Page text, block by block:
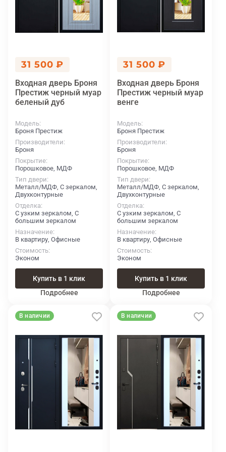
31 500 ₽
Входная дверь Броня
Престиж черный муар
беленый дуб
Модель
Броня Престиж
Производители
Броня
Покрытие
Порошковое, МДФ
Тип двери
Металл/МДФ, С зеркалом,
Двухконтурные
Отделка
С узким зеркалом, С
большим зеркалом
Назначение
В квартиру, Офисные
Стоимость
Эконом
Купить в 1 клик
Подробнее
31 500 ₽
Входная дверь Броня
Престиж черный муар
венге
Модель
Броня Престиж
Производители
Броня
Покрытие
Порошковое, МДФ
Тип двери
Металл/МДФ, С зеркалом,
Двухконтурные
Отделка
С узким зеркалом, С
большим зеркалом
Назначение
В квартиру, Офисные
Стоимость
Эконом
Купить в 1 клик
Подробнее
В наличии В наличии